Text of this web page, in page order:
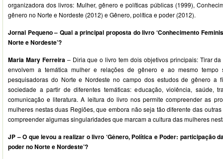
organizadora dos livros: Mulher, gênero e políticas públicas (1999),
gênero no Norte e Nordeste (2012) e Gênero, política e poder (2012).
Jornal Pequeno – Qual a principal proposta do livro ‘Conhecimento
Norte e Nordeste’?
Maria Mary Ferreira – Diria que o livro tem dois objetivos principais: Tirar
envolvem a temática mulher e relações de gênero e ao mesmo tempo
pesquisadoras do Norte e Nordeste no campo dos estudos de gênero a
sociedade a partir de diferentes temáticas: educação, violência, saúde,
comunicação e literatura. A leitura do livro nos permite compreender as
mulheres nestas duas Regiões, que embora não seja tão diferente das
compreender algumas singularidades que marcam a cultura das mulheres
JP – O que levou a realizar o livro ‘Gênero, Política e Poder: participação
poder no Norte e Nordeste’?